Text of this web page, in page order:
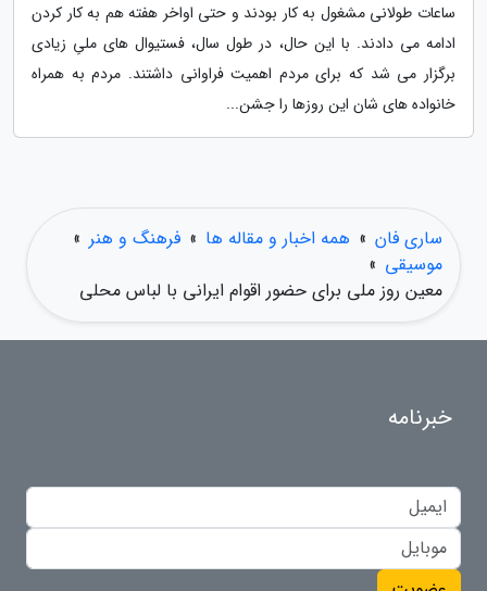
ساعات طولانی مشغول به کار بودند و حتی اواخر هفته هم به کار کردن
ادامه می دادند. با این حال، در طول سال، فستیوال های ملیِ زیادی
برگزار می شد که برای مردم اهمیت فراوانی داشتند. مردم به همراه
خانواده های شان این روزها را جشن...
ساری فان » همه اخبار و مقاله ها » فرهنگ و هنر »
موسیقی »
معین روز ملی برای حضور اقوام ایرانی با لباس محلی
خبرنامه